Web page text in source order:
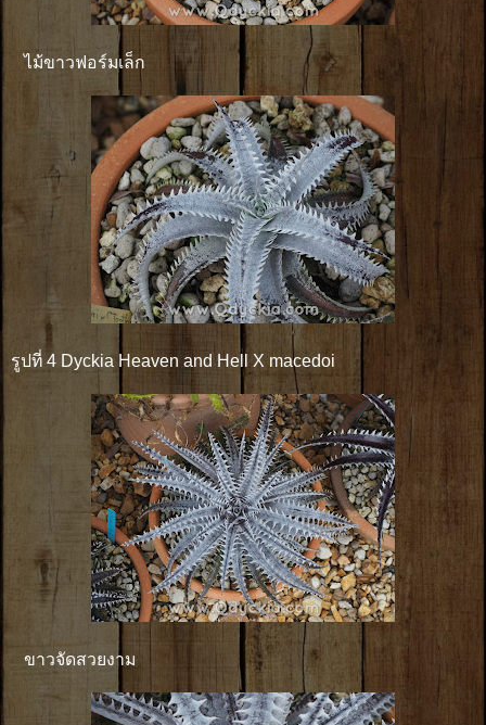
ไม้ขาวฟอร์มเล็ก
รูปที่ 4 Dyckia Heaven and Hell X macedoi
ขาวจัดสวยงาม